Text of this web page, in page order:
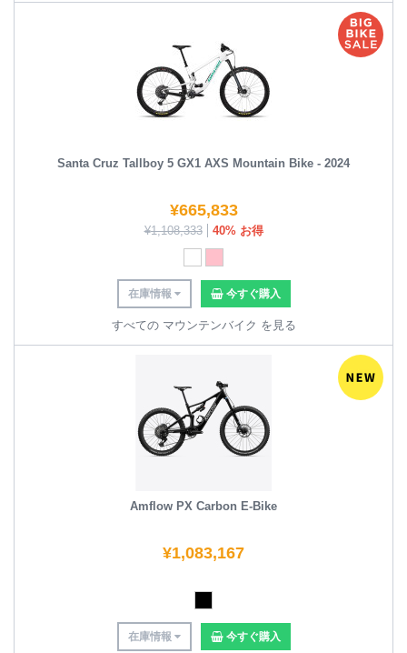
Santa Cruz Tallboy 5 GX1 AXS Mountain Bike - 2024
¥665,833
¥1,108,333 40% お得
在庫情報 今すぐ購入
すべての マウンテンバイク を見る
Amflow PX Carbon E-Bike
¥1,083,167
在庫情報 今すぐ購入